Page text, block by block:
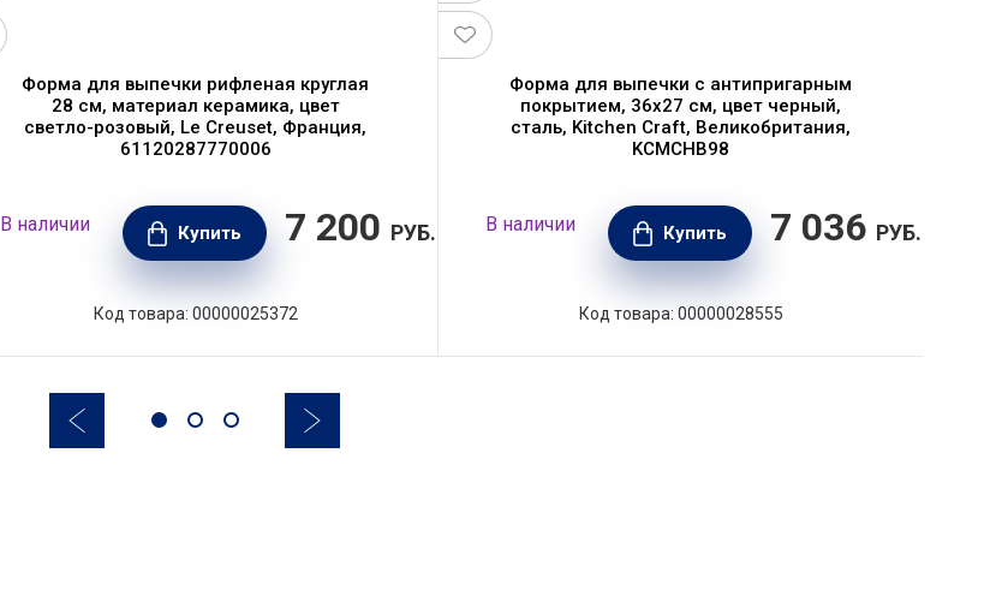
Форма для выпечки рифленая круглая
28 см, материал керамика, цвет
светло-розовый, Le Creuset, Франция,
61120287770006
В наличии Купить 7 200 РУБ.
Код товара: 00000025372
Форма для выпечки с антипригарным
покрытием, 36х27 см, цвет черный,
сталь, Kitchen Craft, Великобритания,
KCMCHB98
В наличии Купить 7 036 РУБ.
Код товара: 00000028555